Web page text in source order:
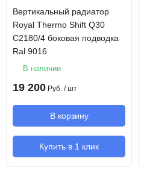
Вертикальный радиатор
Royal Thermo Shift Q30
C2180/4 боковая подводка
Ral 9016
В наличии
19 200 Руб. / шт
В корзину
Купить в 1 клик